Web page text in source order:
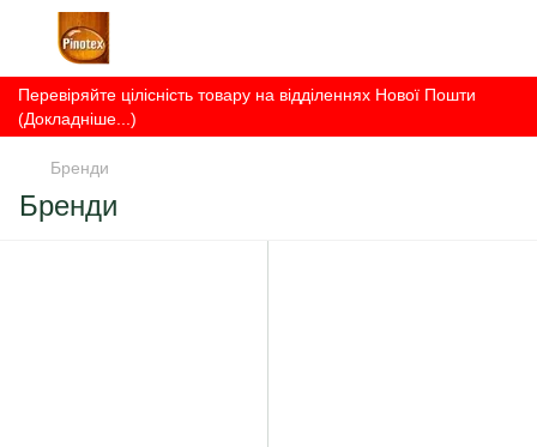
Перевіряйте цілісність товару на відділеннях Нової Пошти
(Докладніше...)
Бренди
Бренди